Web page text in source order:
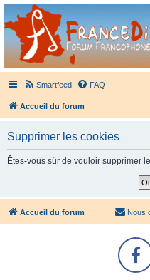
France Didgeridoo
Didgeridoo et Guimbarde sur France
Smartfeed FAQ
Accueil du forum
Supprimer les cookies
Êtes-vous sûr de vouloir supprimer
Accueil du forum Nous